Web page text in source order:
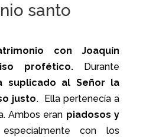
santo
con Joaquín
profético. Durante
suplicado al Señor la
justo. Ella pertenecía a
Ambos eran piadosos y
con los